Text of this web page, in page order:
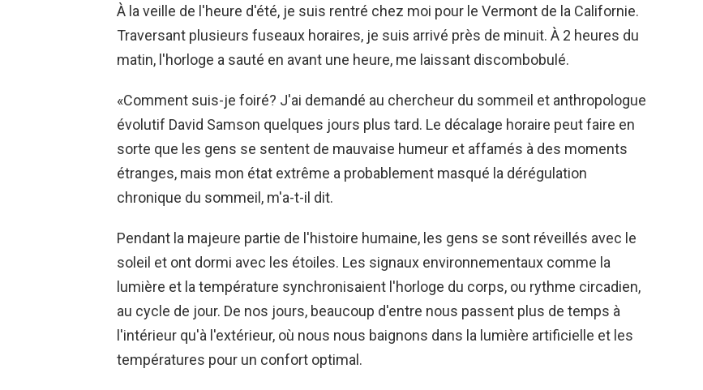
À la veille de l'heure d'été, je suis rentré chez moi pour le Vermont de la Californie.
Traversant plusieurs fuseaux horaires, je suis arrivé près de minuit. À 2 heures du
matin, l'horloge a sauté en avant une heure, me laissant discombobulé.
«Comment suis-je foiré? J'ai demandé au chercheur du sommeil et anthropologue
évolutif David Samson quelques jours plus tard. Le décalage horaire peut faire en
sorte que les gens se sentent de mauvaise humeur et affamés à des moments
étranges, mais mon état extrême a probablement masqué la dérégulation
chronique du sommeil, m'a-t-il dit.
Pendant la majeure partie de l'histoire humaine, les gens se sont réveillés avec le
soleil et ont dormi avec les étoiles. Les signaux environnementaux comme la
lumière et la température synchronisaient l'horloge du corps, ou rythme circadien,
au cycle de jour. De nos jours, beaucoup d'entre nous passent plus de temps à
l'intérieur qu'à l'extérieur, où nous nous baignons dans la lumière artificielle et les
températures pour un confort optimal.